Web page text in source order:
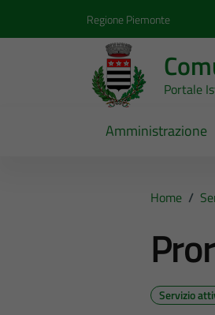
Regione Piemonte
Portale
Amministrazione
Home /
Servizio